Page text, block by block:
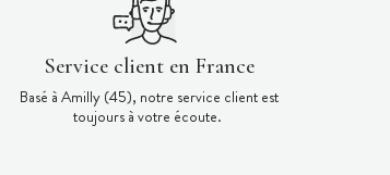
Service client en France
Basé à Amilly (45), notre service client est
toujours à votre écoute.